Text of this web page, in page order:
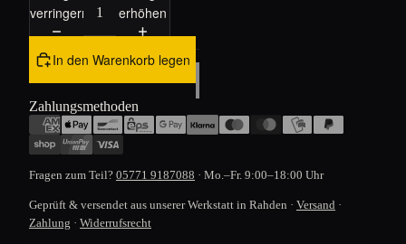
verringern
erhöhen
In den Warenkorb legen
Zahlungsmethoden
Fragen zum Teil? 05771 9187088 · Mo.–Fr. 9:00–18:00 Uhr
Geprüft & versendet aus unserer Werkstatt in Rahden · Versand ·
Zahlung · Widerrufsrecht